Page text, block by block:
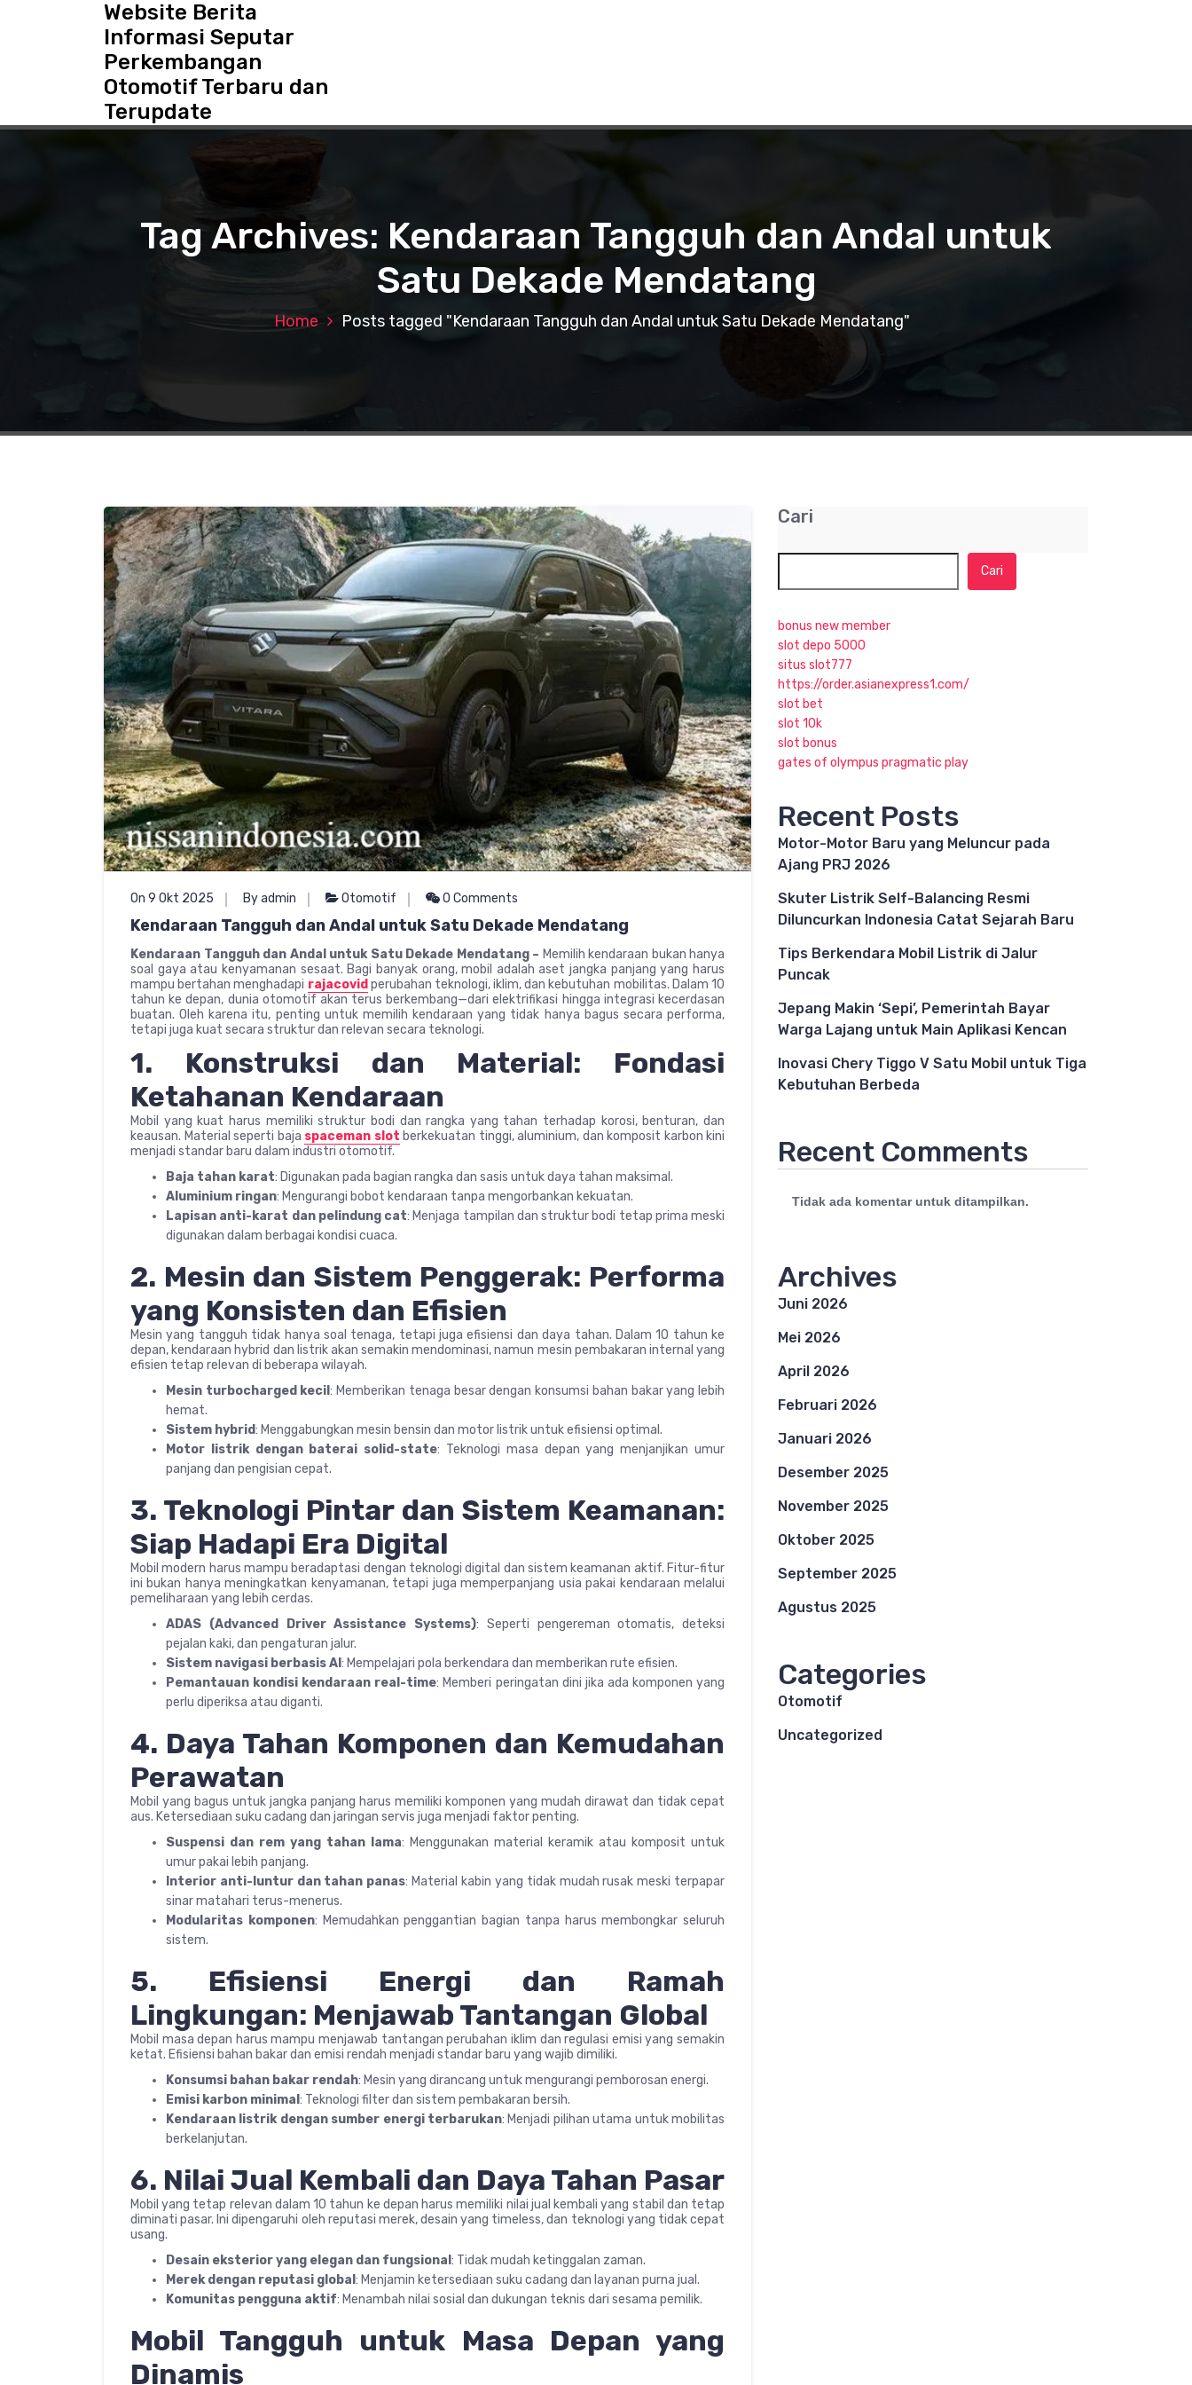
c
Website Berita
Informasi Seputar
Perkembangan
Otomotif Terbaru dan
Terupdate
Tag Archives: Kendaraan Tangguh dan Andal untuk
Satu Dekade Mendatang
Home Posts tagged "Kendaraan Tangguh dan Andal untuk Satu Dekade Mendatang"
On 9 Okt 2025 By admin Otomotif 0 Comments
Kendaraan Tangguh dan Andal untuk Satu Dekade Mendatang
Kendaraan Tangguh dan Andal untuk Satu Dekade Mendatang – Memilih kendaraan bukan hanya
soal gaya atau kenyamanan sesaat. Bagi banyak orang, mobil adalah aset jangka panjang yang harus
mampu bertahan menghadapi rajacovid perubahan teknologi, iklim, dan kebutuhan mobilitas. Dalam 10
tahun ke depan, dunia otomotif akan terus berkembang—dari elektrifikasi hingga integrasi kecerdasan
buatan. Oleh karena itu, penting untuk memilih kendaraan yang tidak hanya bagus secara performa,
tetapi juga kuat secara struktur dan relevan secara teknologi.
1. Konstruksi dan Material: Fondasi
Ketahanan Kendaraan
Mobil yang kuat harus memiliki struktur bodi dan rangka yang tahan terhadap korosi, benturan, dan
keausan. Material seperti baja spaceman slot berkekuatan tinggi, aluminium, dan komposit karbon kini
menjadi standar baru dalam industri otomotif.
Baja tahan karat: Digunakan pada bagian rangka dan sasis untuk daya tahan maksimal.
Aluminium ringan: Mengurangi bobot kendaraan tanpa mengorbankan kekuatan.
Lapisan anti-karat dan pelindung cat: Menjaga tampilan dan struktur bodi tetap prima meski
digunakan dalam berbagai kondisi cuaca.
2. Mesin dan Sistem Penggerak: Performa
yang Konsisten dan Efisien
Mesin yang tangguh tidak hanya soal tenaga, tetapi juga efisiensi dan daya tahan. Dalam 10 tahun ke
depan, kendaraan hybrid dan listrik akan semakin mendominasi, namun mesin pembakaran internal yang
efisien tetap relevan di beberapa wilayah.
Mesin turbocharged kecil: Memberikan tenaga besar dengan konsumsi bahan bakar yang lebih
hemat.
Sistem hybrid: Menggabungkan mesin bensin dan motor listrik untuk efisiensi optimal.
Motor listrik dengan baterai solid-state: Teknologi masa depan yang menjanjikan umur
panjang dan pengisian cepat.
3. Teknologi Pintar dan Sistem Keamanan:
Siap Hadapi Era Digital
Mobil modern harus mampu beradaptasi dengan teknologi digital dan sistem keamanan aktif. Fitur-fitur
ini bukan hanya meningkatkan kenyamanan, tetapi juga memperpanjang usia pakai kendaraan melalui
pemeliharaan yang lebih cerdas.
ADAS (Advanced Driver Assistance Systems): Seperti pengereman otomatis, deteksi
pejalan kaki, dan pengaturan jalur.
Sistem navigasi berbasis AI : Mempelajari pola berkendara dan memberikan rute efisien.
Pemantauan kondisi kendaraan real-time: Memberi peringatan dini jika ada komponen yang
perlu diperiksa atau diganti.
4. Daya Tahan Komponen dan Kemudahan
Perawatan
Mobil yang bagus untuk jangka panjang harus memiliki komponen yang mudah dirawat dan tidak cepat
aus. Ketersediaan suku cadang dan jaringan servis juga menjadi faktor penting.
Suspensi dan rem yang tahan lama: Menggunakan material keramik atau komposit untuk
umur pakai lebih panjang.
Interior anti-luntur dan tahan panas: Material kabin yang tidak mudah rusak meski terpapar
sinar matahari terus-menerus.
Modularitas komponen: Memudahkan penggantian bagian tanpa harus membongkar seluruh
sistem.
5. Efisiensi Energi dan Ramah
Lingkungan: Menjawab Tantangan Global
Mobil masa depan harus mampu menjawab tantangan perubahan iklim dan regulasi emisi yang semakin
ketat. Efisiensi bahan bakar dan emisi rendah menjadi standar baru yang wajib dimiliki.
Konsumsi bahan bakar rendah: Mesin yang dirancang untuk mengurangi pemborosan energi.
Emisi karbon minimal : Teknologi filter dan sistem pembakaran bersih.
Kendaraan listrik dengan sumber energi terbarukan: Menjadi pilihan utama untuk mobilitas
berkelanjutan.
6. Nilai Jual Kembali dan Daya Tahan Pasar
Mobil yang tetap relevan dalam 10 tahun ke depan harus memiliki nilai jual kembali yang stabil dan tetap
diminati pasar. Ini dipengaruhi oleh reputasi merek, desain yang timeless, dan teknologi yang tidak cepat
usang.
Desain eksterior yang elegan dan fungsional : Tidak mudah ketinggalan zaman.
Merek dengan reputasi global : Menjamin ketersediaan suku cadang dan layanan purna jual.
Komunitas pengguna aktif: Menambah nilai sosial dan dukungan teknis dari sesama pemilik.
Mobil Tangguh untuk Masa Depan yang
Dinamis
Cari
Cari
bonus new member
slot depo 5000
situs slot777
https://order.asianexpress1.com/
slot bet
slot 10k
slot bonus
gates of olympus pragmatic play
Recent Posts
Motor-Motor Baru yang Meluncur pada
Ajang PRJ 2026
Skuter Listrik Self-Balancing Resmi
Diluncurkan Indonesia Catat Sejarah Baru
Tips Berkendara Mobil Listrik di Jalur
Puncak
Jepang Makin ‘Sepi’, Pemerintah Bayar
Warga Lajang untuk Main Aplikasi Kencan
Inovasi Chery Tiggo V Satu Mobil untuk Tiga
Kebutuhan Berbeda
Recent Comments
Tidak ada komentar untuk ditampilkan.
Archives
Juni 2026
Mei 2026
April 2026
Februari 2026
Januari 2026
Desember 2025
November 2025
Oktober 2025
September 2025
Agustus 2025
Categories
Otomotif
Uncategorized